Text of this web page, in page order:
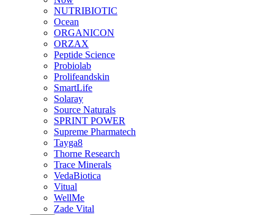
NUTRIBIOTIC
Ocean
ORGANICON
ORZAX
Peptide Science
Probiolab
Prolifeandskin
SmartLife
Solaray
Source Naturals
SPRINT POWER
Supreme Pharmatech
Tayga8
Thorne Research
Trace Minerals
VedaBiotica
Vitual
WellMe
Zade Vital